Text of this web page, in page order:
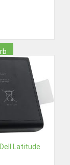
Latitude